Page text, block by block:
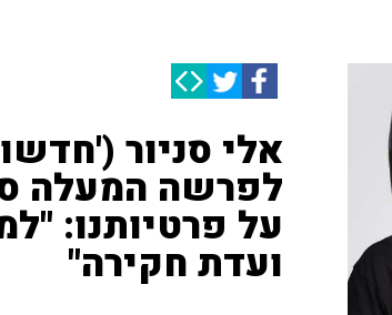
לפרשה המעלה
על פרטיותנו:
ועדת חקירה"